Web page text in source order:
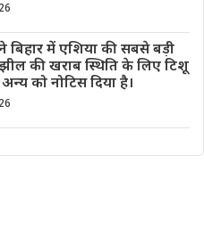
बिहार में एशिया की सबसे बड़ी
की खराब स्थिति के लिए टिशू
को नोटिस दिया है।